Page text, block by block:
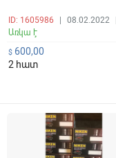
ID: 1605986 08.02.2022
Առկա է
$ 600,00
2 հատ